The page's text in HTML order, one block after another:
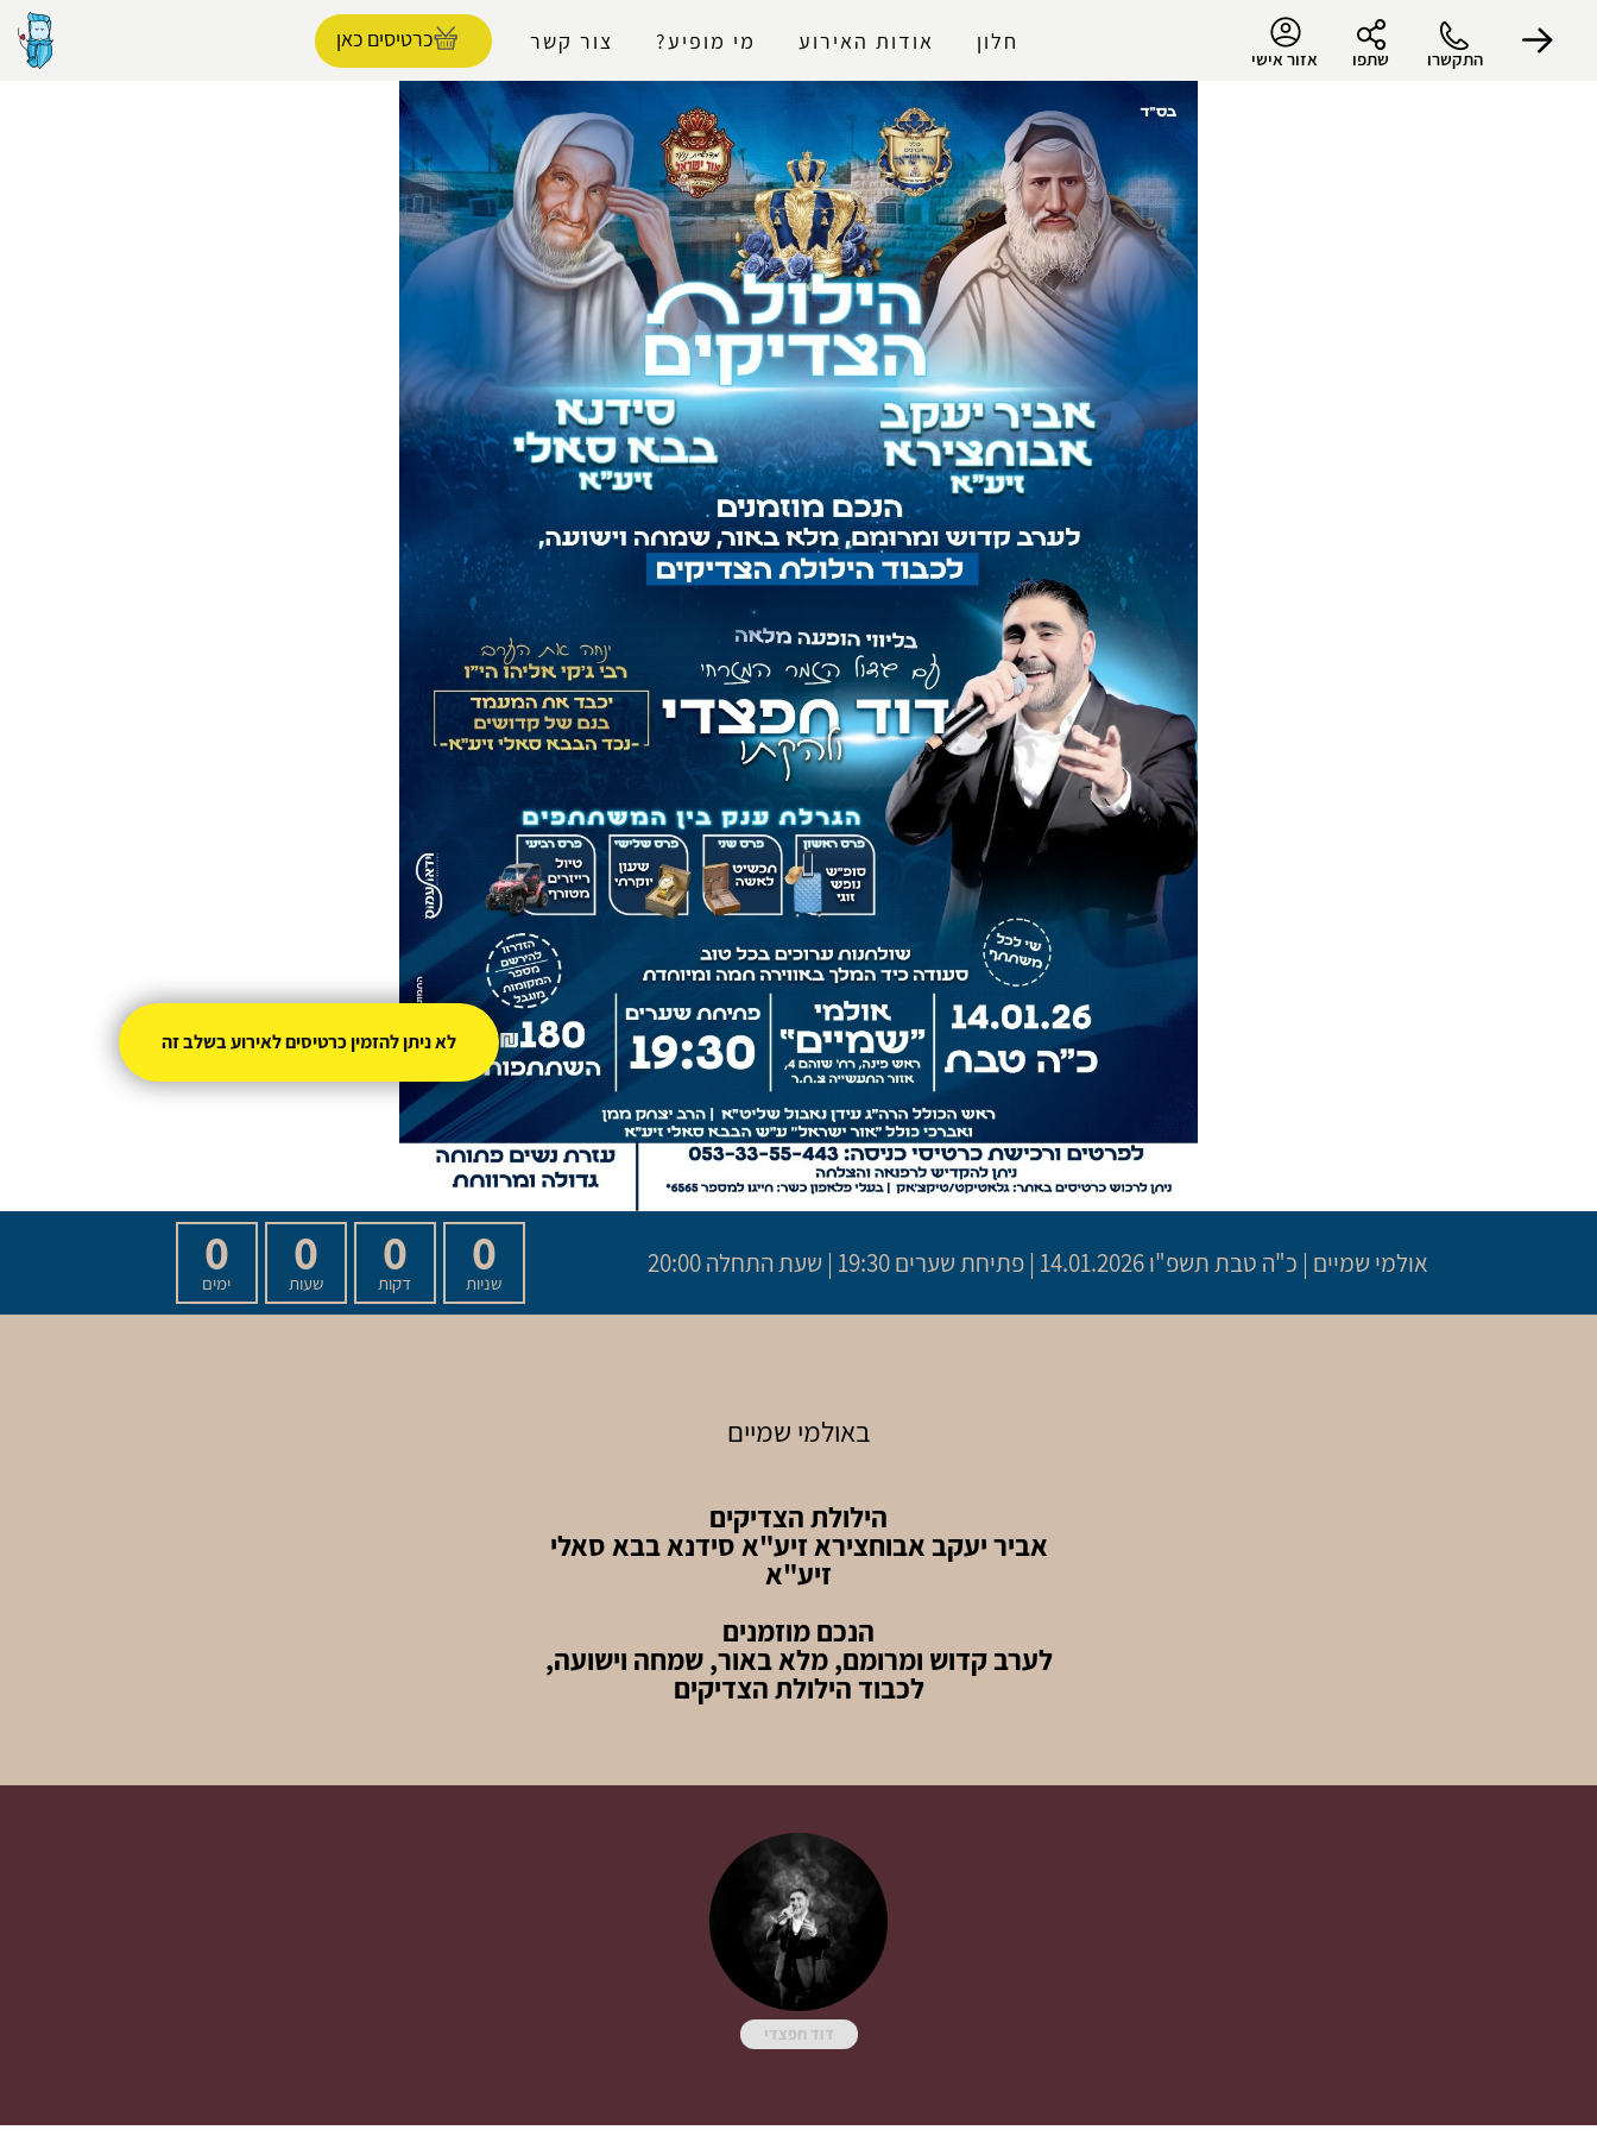
התקשרו שתפו אזור אישי
חלון אודות האירוע מי מופיע? צור קשר כרטיסים כאן
אולמי שמיים | כ"ה טבת תשפ"ו14.01.2026 | פתיחת שערים 19:30 | שעת התחלה 20:00 0
שניות
0
דקות
0
שעות
0
ימים
באולמי שמיים
הילולת הצדיקים
אביר יעקב אבוחצירא זיע"א סידנא בבא סאלי
זיע"א
הנכם מוזמנים
לערב קדוש ומרומם, מלא באור, שמחה וישועה,
לכבוד הילולת הצדיקים
דוד חפצדי
לא ניתן להזמין כרטיסים לאירוע בשלב זה